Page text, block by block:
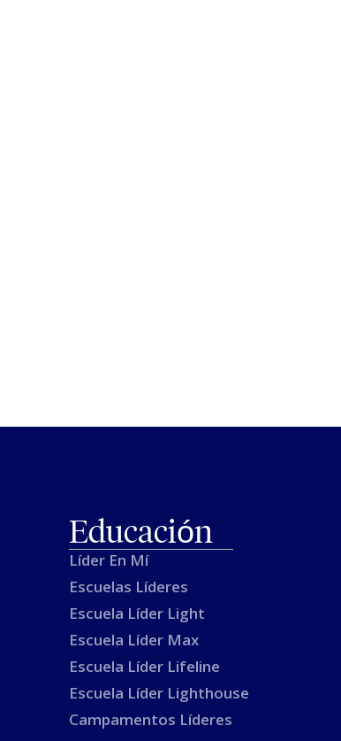
Educación
Líder En Mí
Escuelas Líderes
Escuela Líder Light
Escuela Líder Max
Escuela Líder Lifeline
Escuela Líder Lighthouse
Campamentos Líderes